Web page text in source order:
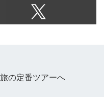
の定番ツアーへ